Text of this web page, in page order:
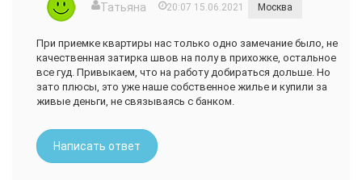
Татьяна 20:07 15.06.2021 Москва
При приемке квартиры нас только одно замечание было, не
качественная затирка швов на полу в прихожке, остальное
все гуд. Привыкаем, что на работу добираться дольше. Но
зато плюсы, это уже наше собственное жилье и купили за
живые деньги, не связываясь с банком.
Написать ответ